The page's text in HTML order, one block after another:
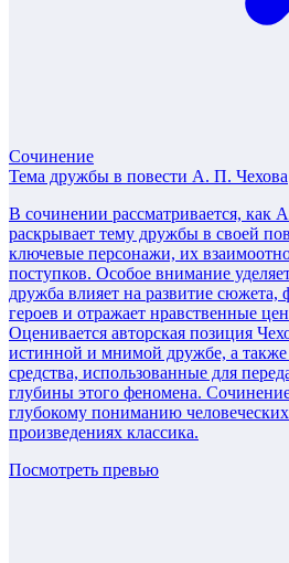
Сочинение
Тема дружбы в повести А. П. Чехова
В сочинении рассматривается, как
раскрывает тему дружбы в своей
ключевые персонажи, их
поступков. Особое внимание
дружба влияет на развитие сюжета,
героев и отражает нравственные
Оценивается авторская позиция
истинной и мнимой дружбе, а
средства, использованные для
глубины этого феномена. Сочинение
глубокому пониманию
произведениях классика.
Посмотреть превью